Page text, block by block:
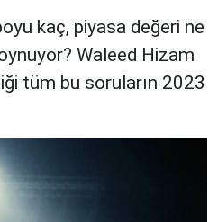
kaç, piyasa değeri ne
Waleed Hizam
tüm bu soruların 2023